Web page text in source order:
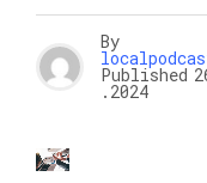
By
Published
.2024